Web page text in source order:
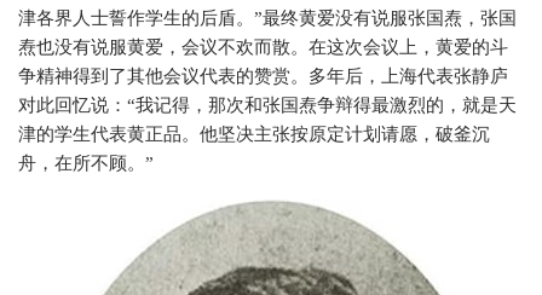
津各界人士誓作学生的后盾。”最终黄爱没有说服张国焘，张国
焘也没有说服黄爱，会议不欢而散。在这次会议上，黄爱的斗
争精神得到了其他会议代表的赞赏。多年后，上海代表张静庐
对此回忆说：“我记得，那次和张国焘争辩得最激烈的，就是天
津的学生代表黄正品。他坚决主张按原定计划请愿，破釜沉
舟，在所不顾。”